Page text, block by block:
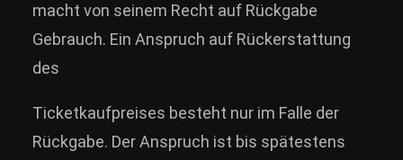
macht von seinem Recht auf Rückgabe
Gebrauch. Ein Anspruch auf Rückerstattung
des
Ticketkaufpreises besteht nur im Falle der
Rückgabe. Der Anspruch ist bis spätestens